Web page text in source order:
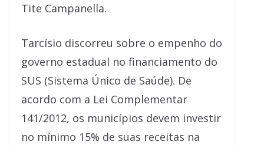
Tite Campanella.
Tarcísio discorreu sobre o empenho do
governo estadual no financiamento do
SUS (Sistema Único de Saúde). De
acordo com a Lei Complementar
141/2012, os municípios devem investir
no mínimo 15% de suas receitas na